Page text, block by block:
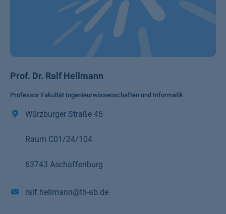
Prof. Dr. Ralf Hellmann
Professor Fakultät Ingenieurwissenschaften und Informatik
Würzburger Straße 45
Raum C01/24/104
63743 Aschaffenburg
ralf.hellmann@th-ab.de